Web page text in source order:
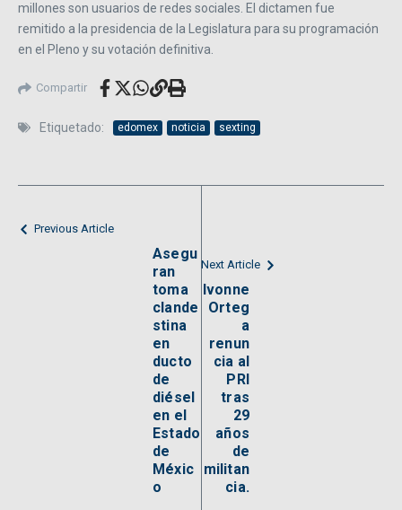
millones son usuarios de redes sociales. El dictamen fue
remitido a la presidencia de la Legislatura para su programación
en el Pleno y su votación definitiva.
Compartir
Etiquetado: edomex noticia sexting
Previous Article
Asegu
ran
toma
clande
stina
en
ducto
de
diésel
en el
Estado
de
Méxic
o
Next Article
Ivonne
Orteg
a
renun
cia al
PRI
tras
29
años
de
militan
cia.